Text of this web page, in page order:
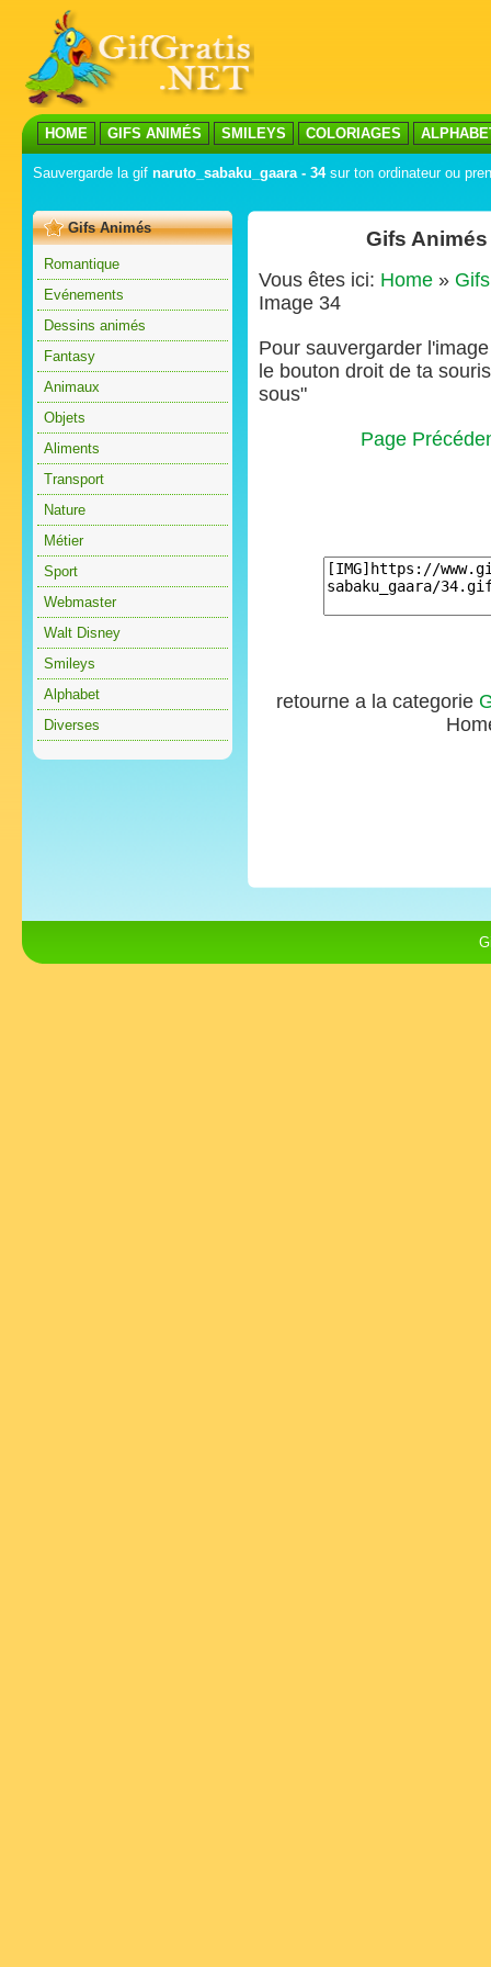
HOME GIFS ANIMÉS SMILEYS COLORIAGES
Sauvergarde la gif naruto_sabaku_gaara - 34sur ton ordinateur ou
Gifs Animés
Romantique
Evénements
Dessins animés
Fantasy
Animaux
Objets
Aliments
Transport
Nature
Métier
Sport
Webmaster
Walt Disney
Smileys
Alphabet
Diverses
Gifs
Vous êtes ici: Home »
Image 34
Pour sauvergarder
le bouton droit de ta
sous"
Page
retourne a la categorie